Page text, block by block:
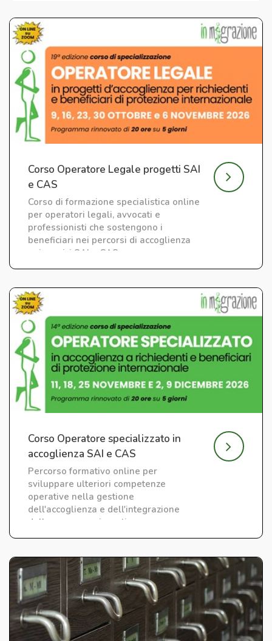
Corso Operatore Legale progetti SAI
e CAS
Corso di formazione specialistica online
per operatori legali, avvocati e
professionisti che sostengono i
beneficiari nei percorsi di accoglienza
nei servizi SAI e CAS.
Corso Operatore specializzato in
accoglienza SAI e CAS
Percorso formativo online per
sviluppare ulteriori competenze
operative nella gestione
dell'accoglienza e dell'integrazione
delle persone migranti.